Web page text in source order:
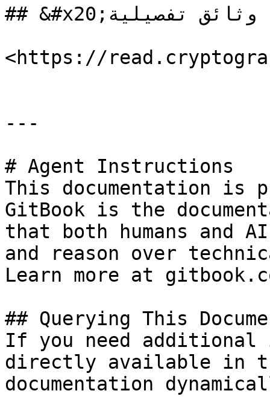
## &#x20;وثائق تفصيلية
<https://
---
# Agent Instructions
This documentation is
GitBook is the
that both humans and
and reason over
Learn more at
## Querying This
If you need
directly available in
documentation